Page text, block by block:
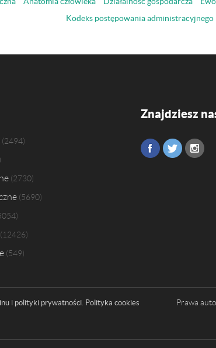
Kodeks postępowania administracyjnego
2494
2730
5690
12426
549
Znajdziesz
i polityki prywatności. Polityka cookies Prawa